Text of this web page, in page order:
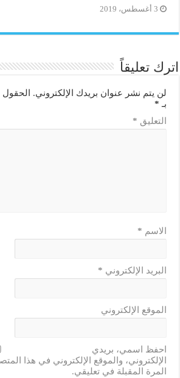
3 أغسطس، 2019
اترك تعليقاً
لن يتم نشر عنوان بريدك الإلكتروني.
الحقول
بـ *
التعليق *
الاسم *
البريد الإلكتروني *
الموقع الإلكتروني
احفظ اسمي، بريدي
الإلكتروني، والموقع الإلكتروني في هذا
المرة المقبلة في تعليقي.